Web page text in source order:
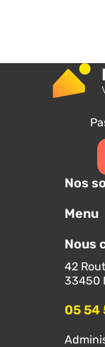
Nos
Menu
Nous
42
33450
05 54